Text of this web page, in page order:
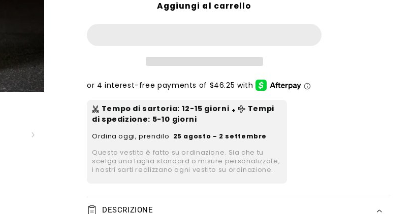
Aggiungi al carrello
Tempo di sartoria: 12-15 giorni +
Tempi
di spedizione: 5-10 giorni
Ordina oggi, prendilo 25 agosto - 2 settembre
Questo vestito è fatto su ordinazione. Sia che tu
scelga una taglia standard o misure personalizzate,
i nostri sarti realizzano ogni vestito su ordinazione.
DESCRIZIONE